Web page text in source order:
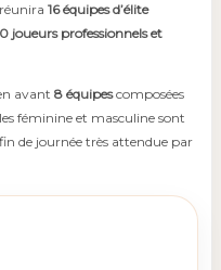
16 équipes d’élite
joueurs professionnels et
avant 8 équipescomposées
féminine et masculine sont
de journée très attendue par